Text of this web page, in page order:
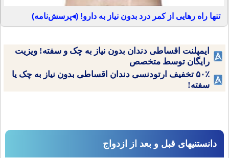
تنها راه رهایی از کمر درد بدون نیاز به دارو! (◂پرسش‌نامه)
ایمپلنت اقساطی دندان بدون نیاز به چک و سفته! ویزیت
رایگان توسط متخصص
۵۰٪ تخفیف ارتودنسی دندان اقساطی بدون نیاز به چک یا
سفته!
دانستنیهای قبل و بعد از ازدواج